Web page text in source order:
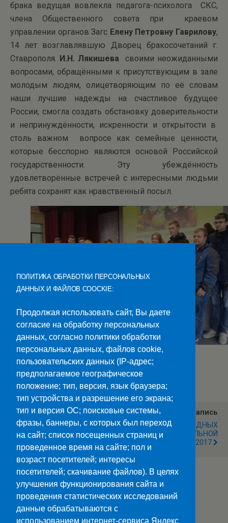
брака ведущая вовлекла педагога-психолога СКС,
члена Общественного совета при краевом
управлении органов Загс Елену Петровну Гаврилову,
14 лет возглавлявшую Дворец бракосочетаний г.
Ставрополя. И.Н. Лякишева своими неожиданными
вопросами, обращёнными к присутствующим в зале
молодым людям, олицетворяющим по её словам
наши лучшие надежды на счастливое будущее
России, смогла создать обстановку доверительности
и непринуждённости, искренности и открытости в
столь важном вопросе как семейные ценности,
которые бесспорно являются основой Российской
государственности. Эту убеждённость
удовлетворённые встречей с интересными людьми
ребята сохранят как нравственный посыл.
Категории:Новости
Предыдущая Запись
ОБЩИЙ КЛАССНЫЙ ЧАС
Следующая Запись
ФЕСТИВАЛЬ НАРОДНЫХ
КУЛЬТУР И НАЦИОНАЛЬНОЙ
КУХНИ СКС - 2017
Наверх
Мобильн.
ПОЛИТИКА ОБРАБОТКИ ПЕРСОНАЛЬНЫХ
ДАННЫХ И ФАЙЛОВ COOCKIE:
Продолжая использовать сайт, Вы даете
согласие на обработку персональных
данных, согласно политики обработки
персональных данных, файлов cookie,
пользовательских данных (IP-адрес;
предполагаемое географическое
положение; тип, версия, язык браузера;
тип устройства и разрешение его экрана;
тип и версия ОС; поисковые системы,
фразы, баннеры, с которых был переход
на сайт; список посещенных страниц и
проведенное время на сайте; пол и
возраст посетителей; интересы
посетителей; скачивание файлов). В целях
улучшения функционирования сайта и
проведения статистических исследований
данные обрабатываются с
использованием интернет-сервиса Яндекс